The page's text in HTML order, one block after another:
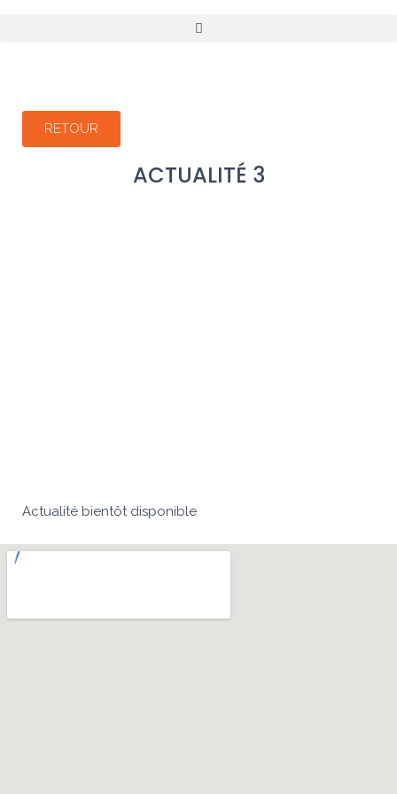
RETOUR
ACTUALITÉ 3
Actualité bientôt disponible